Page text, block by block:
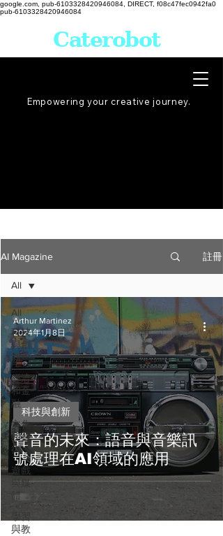
google.com, pub-6103328420946084, DIRECT, f08c47fec0942fa0
pub-6103328420946084
Empowering your creative journey.
Caterobot
AI Magazine 註冊
All
科技
與創
新
經濟
和金
融
文化
和藝
術
遊戲
與媒
體
學習
與教
All
聲音的未來：語音與音樂訊
號處理在AI領域的應用
科技與創新
Arthur Martinez
2024年1月8日